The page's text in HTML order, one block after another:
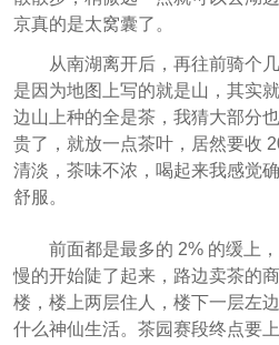
京真的是太窝囊了。
从南湖离开后，再往前骑个
是因为地图上写的就是山，其实
边山上种的全是茶，我猜大部分
贵了，就放一点茶叶，居然要收
清淡，茶味不浓，喝起来我感觉
舒服。
前面都是最多的 2% 的缓上
慢的开始陡了起来，路边卖茶的
楼，楼上两层住人，楼下一层左
什么神仙生活。茶园赛段终点要